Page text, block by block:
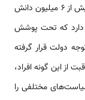
طبق آمار منتشره از سوی دولت چین، در این کشور بیش از 6 میلیون دانش
دارد که تحت پوشش
دولت قرار گرفته
از این گونه افراد،
مختلفی را